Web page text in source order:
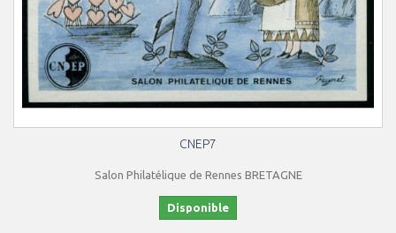
CNEP7
Salon Philatélique de Rennes BRETAGNE
Disponible